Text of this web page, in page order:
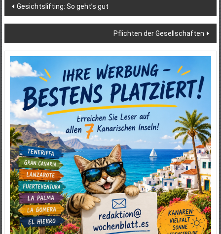
Beitragsnavigation
Gesichtslifting: So geht’s gut
Pflichten der Gesellschaften